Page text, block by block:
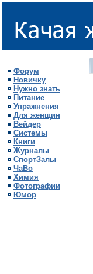
Форум
Новичку
Нужно знать
Питание
Упражнения
Для женщин
Вейдер
Системы
Книги
Журналы
СпортЗалы
ЧаВо
Химия
Фотографии
Юмор